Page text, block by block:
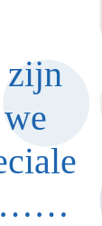
zijn